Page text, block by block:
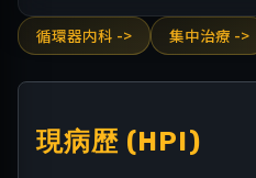
循環器内科 -> 集中治療 ->
現病歴 (HPI)